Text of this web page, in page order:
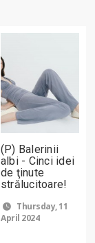
(P) Balerinii
albi - Cinci idei
de ţinute
strălucitoare!
Thursday, 11
April 2024